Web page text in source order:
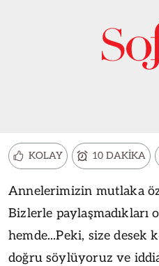
KOLAY 10 DAKİKA
Annelerimizin mutlaka
Bizlerle paylaşmadıkları
hemde...Peki, size desek
doğru söylüyoruz ve